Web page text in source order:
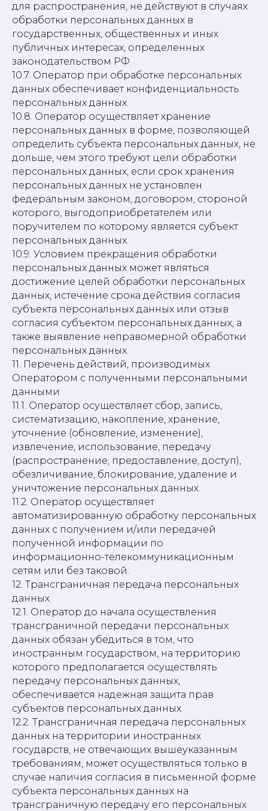
для распространения, не действуют в случаях
обработки персональных данных в
государственных, общественных и иных
публичных интересах, определенных
законодательством РФ.
10.7. Оператор при обработке персональных
данных обеспечивает конфиденциальность
персональных данных.
10.8. Оператор осуществляет хранение
персональных данных в форме, позволяющей
определить субъекта персональных данных, не
дольше, чем этого требуют цели обработки
персональных данных, если срок хранения
персональных данных не установлен
федеральным законом, договором, стороной
которого, выгодоприобретателем или
поручителем по которому является субъект
персональных данных.
10.9. Условием прекращения обработки
персональных данных может являться
достижение целей обработки персональных
данных, истечение срока действия согласия
субъекта персональных данных или отзыв
согласия субъектом персональных данных, а
также выявление неправомерной обработки
персональных данных.
11. Перечень действий, производимых
Оператором с полученными персональными
данными
11.1. Оператор осуществляет сбор, запись,
систематизацию, накопление, хранение,
уточнение (обновление, изменение),
извлечение, использование, передачу
(распространение, предоставление, доступ),
обезличивание, блокирование, удаление и
уничтожение персональных данных.
11.2. Оператор осуществляет
автоматизированную обработку персональных
данных с получением и/или передачей
полученной информации по
информационно-телекоммуникационным
сетям или без таковой.
12. Трансграничная передача персональных
данных
12.1. Оператор до начала осуществления
трансграничной передачи персональных
данных обязан убедиться в том, что
иностранным государством, на территорию
которого предполагается осуществлять
передачу персональных данных,
обеспечивается надежная защита прав
субъектов персональных данных.
12.2. Трансграничная передача персональных
данных на территории иностранных
государств, не отвечающих вышеуказанным
требованиям, может осуществляться только в
случае наличия согласия в письменной форме
субъекта персональных данных на
трансграничную передачу его персональных